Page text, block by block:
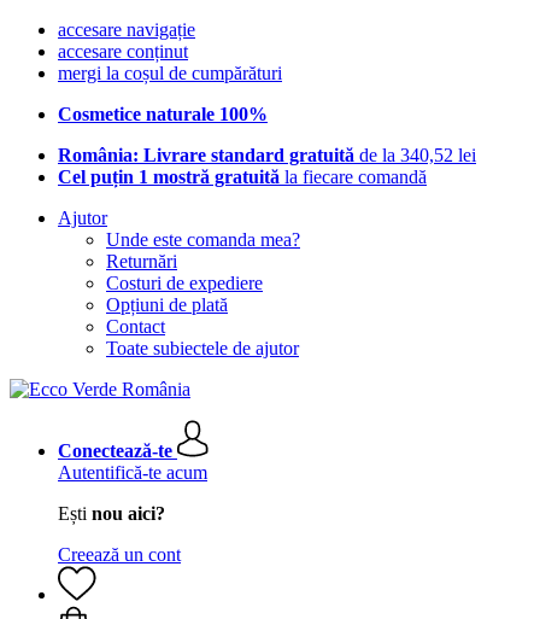
accesare navigație
accesare conținut
mergi la coșul de cumpărături
Cosmetice naturale 100%
România: Livrare standard gratuită de la 340,52 lei
Cel puțin 1 mostră gratuită la fiecare comandă
Ajutor
Unde este comanda mea?
Returnări
Costuri de expediere
Opțiuni de plată
Contact
Toate subiectele de ajutor
Conectează-te
Autentifică-te acum
Ești nou aici?
Creează un cont